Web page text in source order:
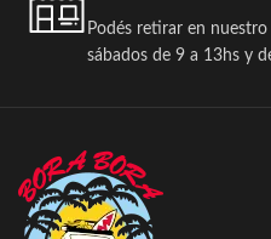
Podés retirar en
sábados de 9 a 13hs y